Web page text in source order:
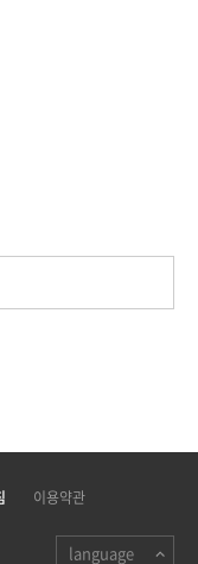
이용약관
language